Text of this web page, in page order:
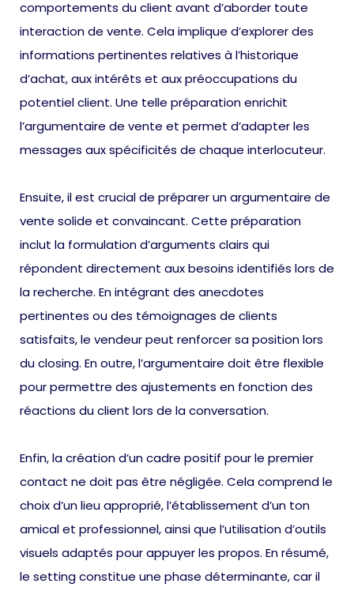
comportements du client avant d’aborder toute
interaction de vente. Cela implique d’explorer des
informations pertinentes relatives à l’historique
d’achat, aux intérêts et aux préoccupations du
potentiel client. Une telle préparation enrichit
l’argumentaire de vente et permet d’adapter les
messages aux spécificités de chaque interlocuteur.
Ensuite, il est crucial de préparer un argumentaire de
vente solide et convaincant. Cette préparation
inclut la formulation d’arguments clairs qui
répondent directement aux besoins identifiés lors de
la recherche. En intégrant des anecdotes
pertinentes ou des témoignages de clients
satisfaits, le vendeur peut renforcer sa position lors
du closing. En outre, l’argumentaire doit être flexible
pour permettre des ajustements en fonction des
réactions du client lors de la conversation.
Enfin, la création d’un cadre positif pour le premier
contact ne doit pas être négligée. Cela comprend le
choix d’un lieu approprié, l’établissement d’un ton
amical et professionnel, ainsi que l’utilisation d’outils
visuels adaptés pour appuyer les propos. En résumé,
le setting constitue une phase déterminante, car il